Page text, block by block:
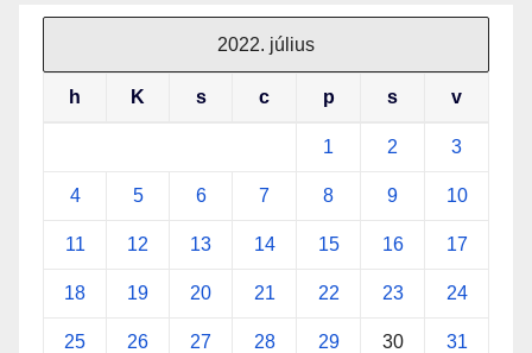
2022. július
h K s c p s v
1 2 3
4 5 6 7 8 9 10
11 12 13 14 15 16 17
18 19 20 21 22 23 24
25 26 27 28 29 30 31